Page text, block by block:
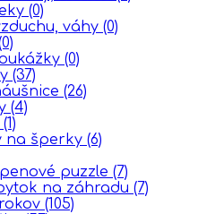
(0)
váhy (0)
(0)
(37)
(26)
(4)
(1)
na šperky (6)
puzzle (7)
na záhradu (7)
(105)